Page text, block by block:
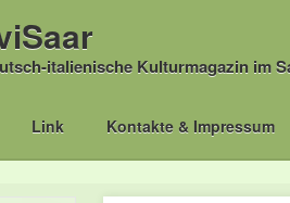
italienische Kulturmagazin im
Link Kontakte & Impressum